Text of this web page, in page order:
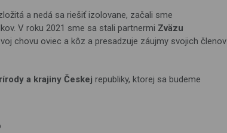
a nedá sa riešiť izolovane, začali sme
V roku 2021 sme sa stali partnermi Zväzu
chovu oviec a kôz a presadzuje záujmy svojich členov
a krajiny Českej republiky, ktorej sa budeme